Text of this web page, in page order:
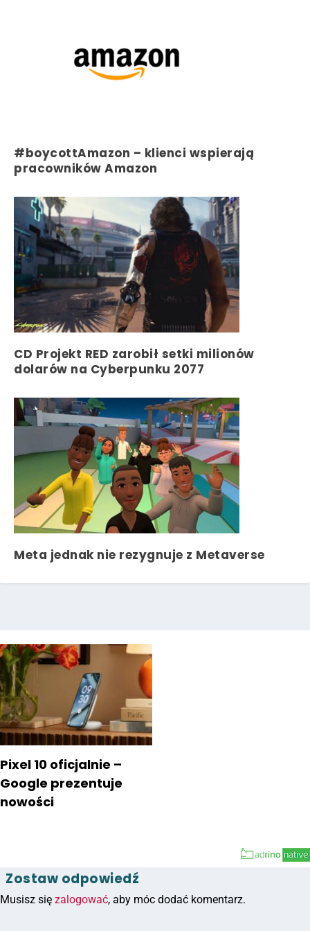
#boycottAmazon – klienci wspierają
pracowników Amazon
CD Projekt RED zarobił setki milionów
dolarów na Cyberpunku 2077
Meta jednak nie rezygnuje z Metaverse
Pixel 10 oficjalnie –
Google prezentuje
nowości
Zostaw odpowiedź
Musisz się zalogować, aby móc dodać komentarz.